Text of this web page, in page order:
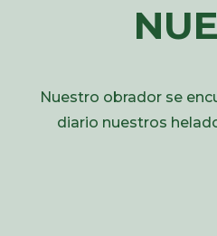
Nuestro obrador se
diario nuestros